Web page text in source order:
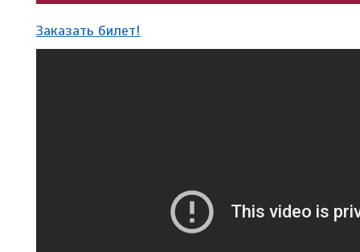
Заказать билет!